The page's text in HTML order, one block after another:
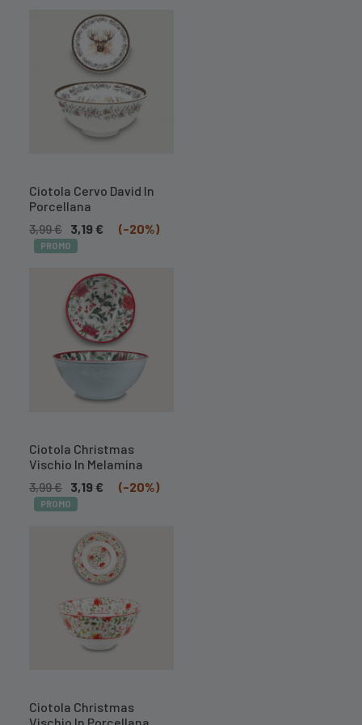
DISPONIBILE
Ciotola Cervo David In
Porcellana
3,99€ 3,19 € (-20%)
PROMO
DISPONIBILE
Ciotola Christmas
Vischio In Melamina
3,99€ 3,19 € (-20%)
PROMO
DISPONIBILE
Ciotola Christmas